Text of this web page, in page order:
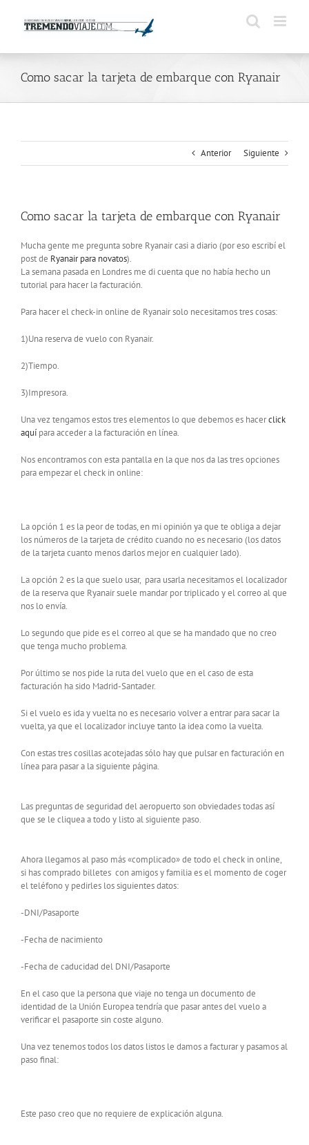
contenido
Como sacar la tarjeta de embarque con Ryanair
Anterior Siguiente
Como sacar la tarjeta de embarque con Ryanair
Mucha gente me pregunta sobre Ryanair casi a diario (por eso escribí el
post de Ryanair para novatos).
La semana pasada en Londres me di cuenta que no había hecho un
tutorial para hacer la facturación.
Para hacer el check-in online de Ryanair solo necesitamos tres cosas:
1)Una reserva de vuelo con Ryanair.
2)Tiempo.
3)Impresora.
Una vez tengamos estos tres elementos lo que debemos es hacerclick
aquí para acceder a la facturación en línea.
Nos encontramos con esta pantalla en la que nos da las tres opciones
para empezar el check in online:
La opción 1 es la peor de todas, en mi opinión ya que te obliga a dejar
los números de la tarjeta de crédito cuando no es necesario (los datos
de la tarjeta cuanto menos darlos mejor en cualquier lado).
La opción 2 es la que suelo usar, para usarla necesitamos el localizador
de la reserva que Ryanair suele mandar por triplicado y el correo al que
nos lo envía.
Lo segundo que pide es el correo al que se ha mandado que no creo
que tenga mucho problema.
Por último se nos pide la ruta del vuelo que en el caso de esta
facturación ha sido Madrid-Santader.
Si el vuelo es ida y vuelta no es necesario volver a entrar para sacar la
vuelta, ya que el localizador incluye tanto la idea como la vuelta.
Con estas tres cosillas acotejadas sólo hay que pulsar en facturación en
línea para pasar a la siguiente página.
Las preguntas de seguridad del aeropuerto son obviedades todas así
que se le cliquea a todo y listo al siguiente paso.
Ahora llegamos al paso más «complicado» de todo el check in online,
si has comprado billetes con amigos y familia es el momento de coger
el teléfono y pedirles los siguientes datos:
-DNI/Pasaporte
-Fecha de nacimiento
-Fecha de caducidad del DNI/Pasaporte
En el caso que la persona que viaje no tenga un documento de
identidad de la Unión Europea tendría que pasar antes del vuelo a
verificar el pasaporte sin coste alguno.
Una vez tenemos todos los datos listos le damos a facturar y pasamos al
paso final:
Este paso creo que no requiere de explicación alguna.